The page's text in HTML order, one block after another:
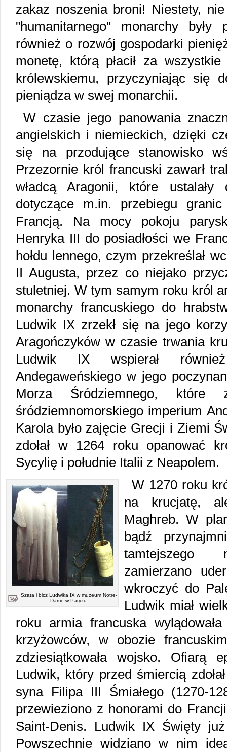
zakaz noszenia broni! Niestety,
"humanitarnego" monarchy były
również o rozwój gospodarki
monetę, którą płacił za
królewskiemu, przyczyniając się
pieniądza w swej monarchii.
W czasie jego panowania
angielskich i niemieckich, dzięki
się na przodujące stanowisko
Przezornie król francuski zawarł
władcą Aragonii, które ustalały
dotyczące m.in. przebiegu
Francją. Na mocy pokoju
Henryka III do posiadłości we
hołdu lennego, czym przekreślał
II Augusta, przez co niejako
stuletniej. W tym samym roku król
monarchy francuskiego do
Ludwik IX zrzekł się na jego
Aragończyków w czasie trwania
Ludwik IX wspierał
Andegaweńskiego w jego
Morza Śródziemnego, które
śródziemnomorskiego imperium
Karola było zajęcie Grecji i Ziemi
zdołał w 1264 roku opanować
Sycylię i południe Italii z Neapolem.
Szata i bicz Ludwika IX w muzeum Notre-
Dame w Paryżu.
W 1270 roku
na krucjatę,
Maghreb. W
bądź
tamtejszego
zamierzano
wkroczyć do
Ludwik miał
roku armia francuska
krzyżowców, w obozie
zdziesiątkowała wojsko. Ofiarą
Ludwik, który przed śmiercią
syna Filipa III Śmiałego (1270-
przewieziono z honorami do
Saint-Denis. Ludwik IX Święty
Powszechnie widziano w nim